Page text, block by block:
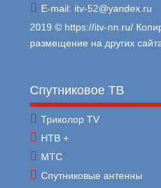
E-mail: itv-52@yandex.ru
2019 © https://itv-nn.ru/
размещение на других
Спутниковое ТВ
Триколор TV
НТВ +
МТС
Спутниковые антенны